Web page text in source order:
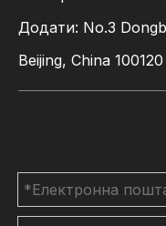
Додати: No.3
Beijing, China 100120